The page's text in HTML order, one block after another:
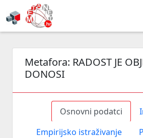
Metafora: RADOST JE
DONOSI
Osnovni podatci
Empirijsko istraživanje